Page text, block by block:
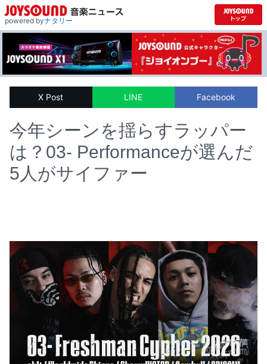
powered byナタリー
X Post LINE Facebook
今年シーンを揺らすラッパー
は？03- Performanceが選んだ
5人がサイファー